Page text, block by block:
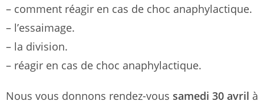
– comment réagir en cas de choc anaphylactique.
– l’essaimage.
– la division.
– réagir en cas de choc anaphylactique.
Nous vous donnons rendez-vous samedi 30 avril à